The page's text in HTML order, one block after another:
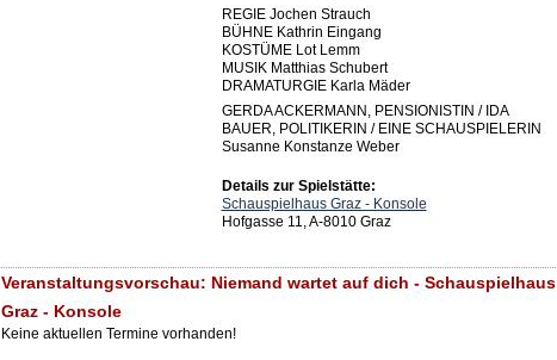
REGIE Jochen Strauch
BÜHNE Kathrin Eingang
KOSTÜME Lot Lemm
MUSIK Matthias Schubert
DRAMATURGIE Karla Mäder
GERDA ACKERMANN, PENSIONISTIN / IDA
BAUER, POLITIKERIN / EINE SCHAUSPIELERIN
Susanne Konstanze Weber
Details zur Spielstätte:
Schauspielhaus Graz - Konsole
Hofgasse 11, A-8010 Graz
Veranstaltungsvorschau: Niemand wartet auf dich - Schauspielhaus
Graz - Konsole
Keine aktuellen Termine vorhanden!